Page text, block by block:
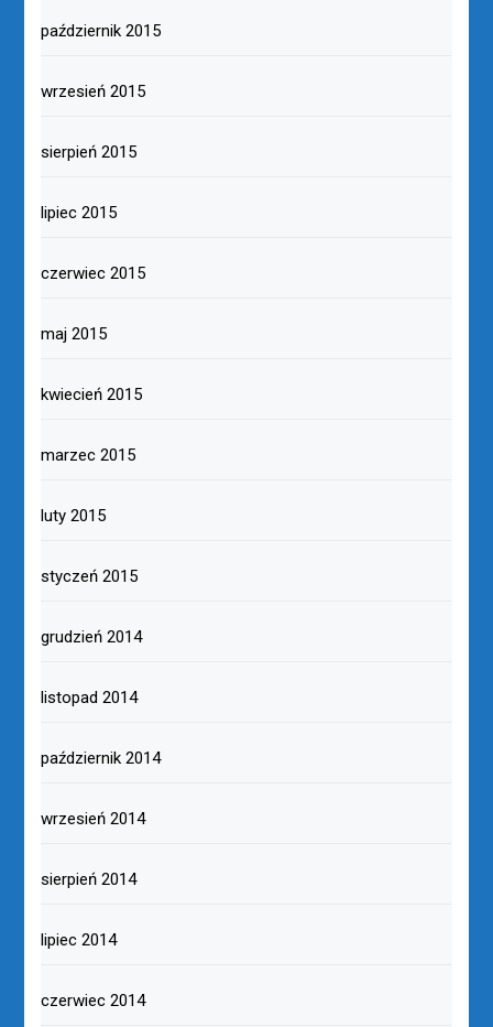
październik 2015
wrzesień 2015
sierpień 2015
lipiec 2015
czerwiec 2015
maj 2015
kwiecień 2015
marzec 2015
luty 2015
styczeń 2015
grudzień 2014
listopad 2014
październik 2014
wrzesień 2014
sierpień 2014
lipiec 2014
czerwiec 2014